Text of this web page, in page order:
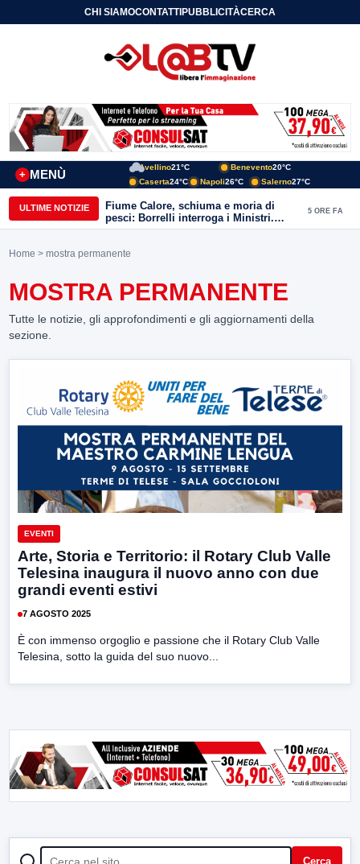
CHI SIAMOCONTATTIPUBBLICITÀCERCA
MENÙ
+
Avellino21°C Benevento20°C
Caserta24°C Napoli26°C Salerno27°C
ULTIME NOTIZIE
Fiume Calore, schiuma e moria di
pesci: Borrelli interroga i Ministri.
“Benevento paga l’assenza del
5 ORE FA
Home > mostra permanente
MOSTRA PERMANENTE
Tutte le notizie, gli approfondimenti e gli aggiornamenti della
sezione.
EVENTI
Arte, Storia e Territorio: il Rotary Club Valle
Telesina inaugura il nuovo anno con due
grandi eventi estivi
7 AGOSTO 2025
È con immenso orgoglio e passione che il Rotary Club Valle
Telesina, sotto la guida del suo nuovo...
CERCA Cerca